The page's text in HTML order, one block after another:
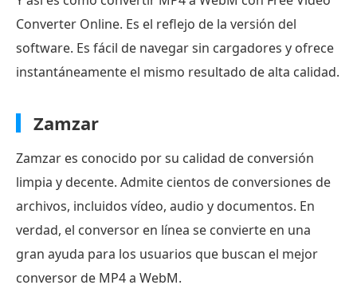
Converter Online. Es el reflejo de la versión del
software. Es fácil de navegar sin cargadores y ofrece
instantáneamente el mismo resultado de alta calidad.
Zamzar
Zamzar es conocido por su calidad de conversión
limpia y decente. Admite cientos de conversiones de
archivos, incluidos vídeo, audio y documentos. En
verdad, el conversor en línea se convierte en una
gran ayuda para los usuarios que buscan el mejor
conversor de MP4 a WebM.